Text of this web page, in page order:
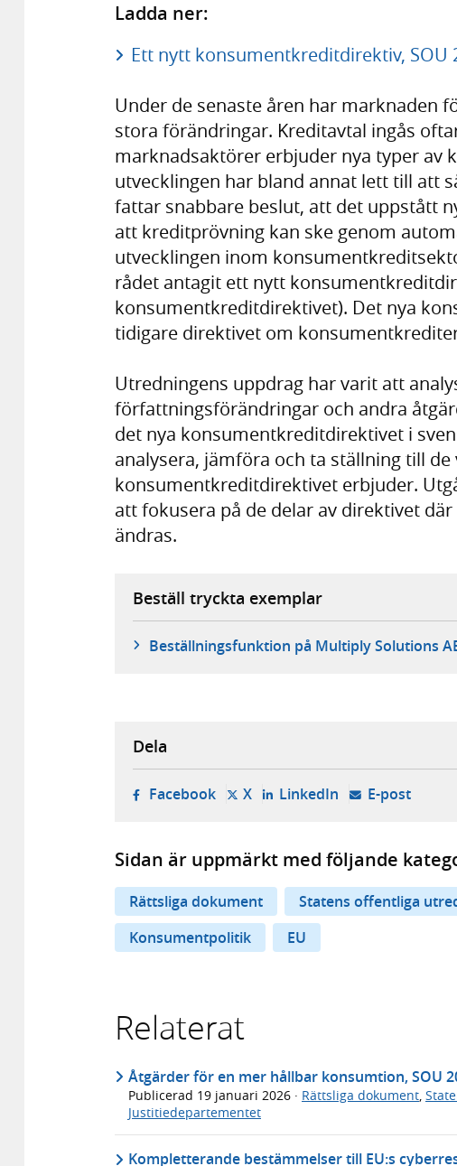
Ladda ner:
Ett nytt konsumentkreditdirektiv, SOU
Under de senaste åren har marknaden
stora förändringar. Kreditavtal ingås
marknadsaktörer erbjuder nya typer av
utvecklingen har bland annat lett till att
fattar snabbare beslut, att det uppstått
att kreditprövning kan ske genom
utvecklingen inom
rådet antagit ett nytt
konsumentkreditdirektivet). Det nya
tidigare direktivet om
Utredningens uppdrag har varit att
författningsförändringar och andra
det nya konsumentkreditdirektivet i
analysera, jämföra och ta ställning till
konsumentkreditdirektivet erbjuder.
att fokusera på de delar av direktivet
ändras.
Beställ tryckta exemplar
Beställningsfunktion på Multiply Solutions
Dela
Facebook- öppnas i ny flik, extern webbplats,
X- öppnas i ny flik, extern
LinkedIn- öppnas i ny flik,
E-post-
Sidan är uppmärkt med följande
Rättsliga dokument Statens offentliga
Konsumentpolitik
EU
Relaterat
Åtgärder för en mer hållbar konsumtion, SOU
Publicerad 19 januari 2026 · Rättsliga dokument
Justitiedepartementet
Kompletterande bestämmelser till EU:s